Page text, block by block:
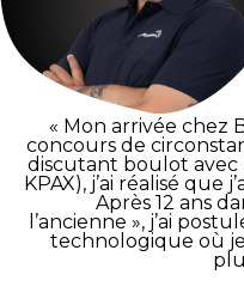
« Mon arrivée chez
concours de
discutant boulot avec
KPAX), j’ai réalisé que
Après 12 ans
l’ancienne », j’ai
technologique où je